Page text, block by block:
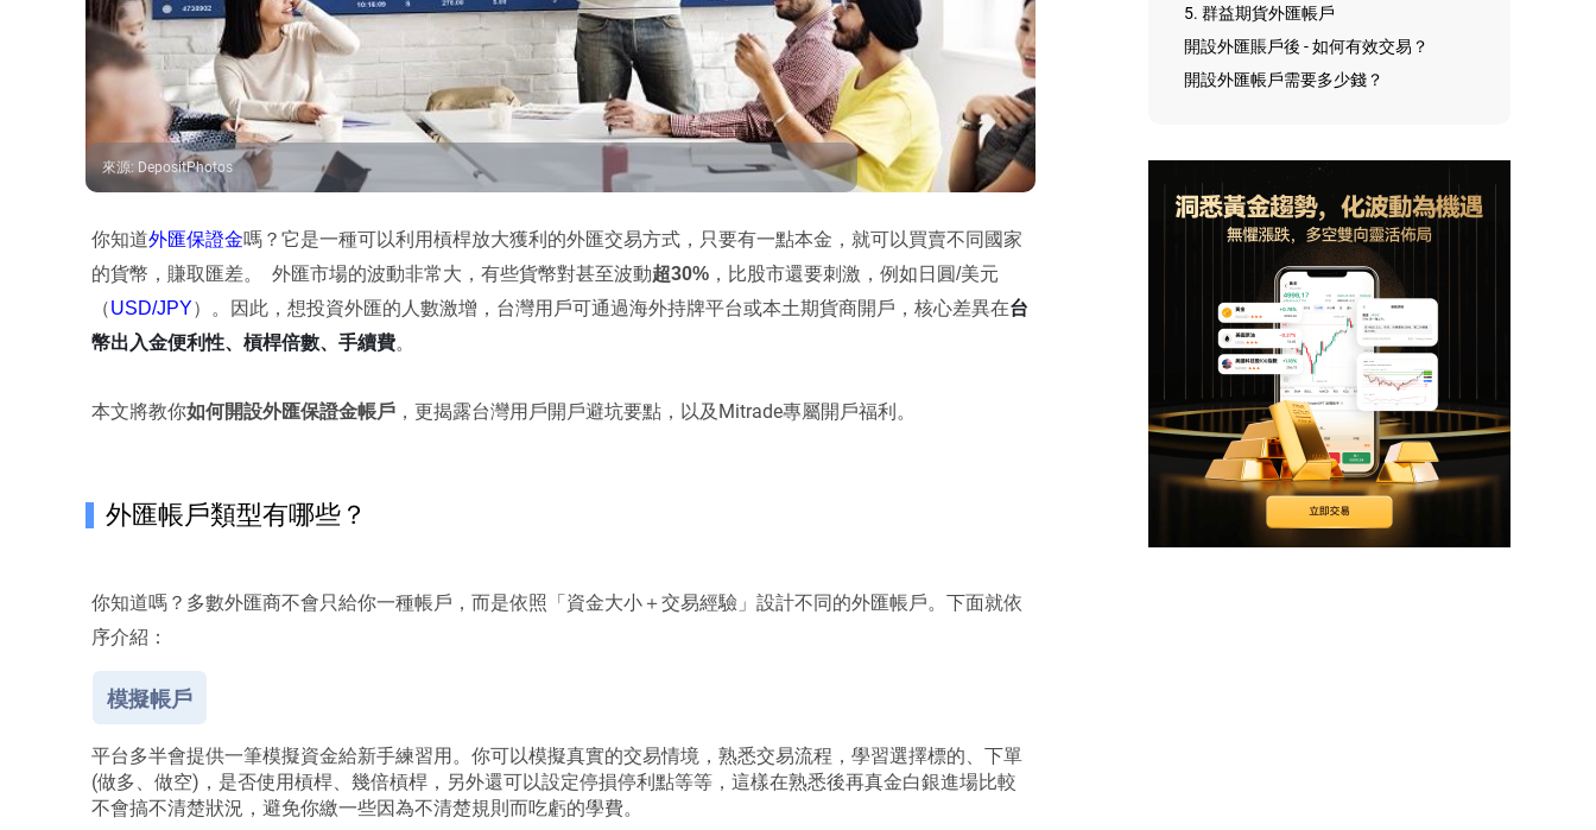
來源: DepositPhotos
你知道外匯保證金嗎？它是一種可以利用槓桿放大獲利的外匯交易方式，只要有一點本金，就可以買賣不同國家
的貨幣，賺取匯差。 外匯市場的波動非常大，有些貨幣對甚至波動超30% ，比股市還要刺激，例如日圓/美元
（USD/JPY）。 因此，想投資外匯的人數激增，台灣用戶可通過海外持牌平台或本土期貨商開戶，核心差異在台
幣出入金便利性、槓桿倍數、手續費。
本文將教你如何開設外匯保證金帳戶 ， 更揭露台灣用戶開戶避坑要點 ， 以及Mitrade專屬開戶福利。
外匯帳戶類型有哪些？
你知道嗎？多數外匯商不會只給你一種帳戶，而是依照「資金大小＋交易經驗」設計不同的外匯帳戶。下面就依
序介紹：
模擬帳戶
平台多半會提供一筆模擬資金給新手練習用。你可以模擬真實的交易情境，熟悉交易流程，學習選擇標的、下單
(做多、做空)，是否使用槓桿、幾倍槓桿，另外還可以設定停損停利點等等，這樣在熟悉後再真金白銀進場比較
不會搞不清楚狀況，避免你繳一些因為不清楚規則而吃虧的學費。
5. 群益期貨外匯帳戶
開設外匯賬戶後 - 如何有效交易？
開設外匯帳戶需要多少錢？